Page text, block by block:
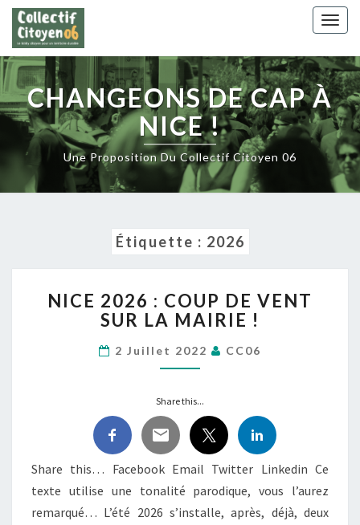
Skip
content
CHANGEONS DE CAP À
NICE !
Une Proposition Du Collectif Citoyen 06
Étiquette : 2026
2026
:
DE
VENT
LA
MAIRIE
!
NICE 2026 : COUP DE VENT
SUR LA MAIRIE !
2 Juillet 2022 CC06
Share this...
Share this… Facebook Email Twitter Linkedin Ce
texte utilise une tonalité parodique, vous l’aurez
remarqué… L’été 2026 s’installe, après, déjà, deux